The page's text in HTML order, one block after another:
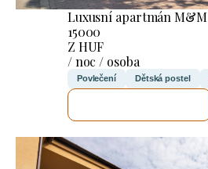
Luxusní apartmán M&M
15000
Z HUF
/ noc / osoba
Povlečení Dětská postel